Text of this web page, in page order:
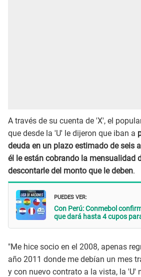
A través de su cuenta de 'X', el
que desde la 'U' le dijeron que iban a
deuda en un plazo estimado de seis
él le están cobrando la mensualidad
descontarle del monto que le deben.
PUEDES VER:
Con Perú: Conmebol
que dará hasta 4 cupos
"Me hice socio en el 2008, apenas
año 2011 donde me debían un mes
y con nuevo contrato a la vista, la 'U'